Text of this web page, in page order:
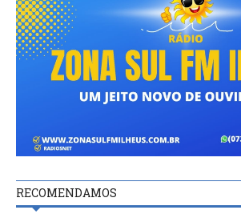
RECOMENDAMOS